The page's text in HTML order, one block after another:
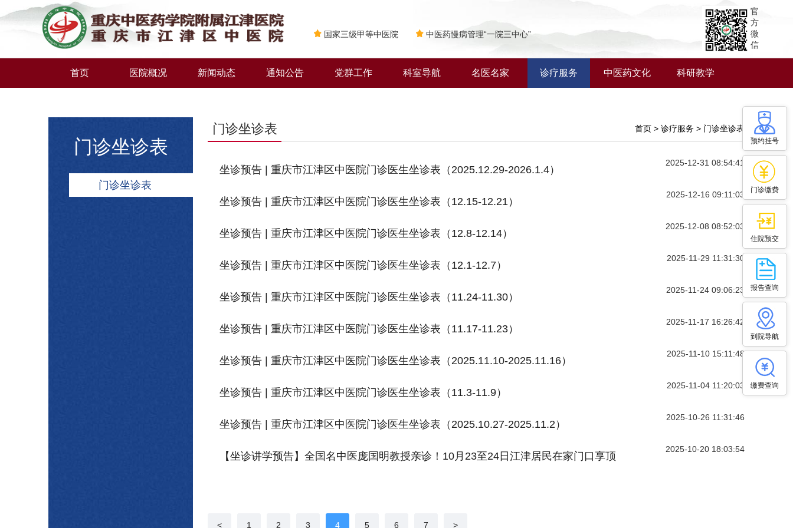
国家三级甲等中医院 中医药慢病管理“一院三中心”
官
方
微
信
首页 医院概况 新闻动态 通知公告 党群工作 科室导航 名医名家 诊疗服务 中医药文化 科研教学
预约挂号
门诊缴费
住院预交
报告查询
到院导航
缴费查询
门诊坐诊表
门诊坐诊表
门诊坐诊表 首页 > 诊疗服务 > 门诊坐诊表
坐诊预告 | 重庆市江津区中医院门诊医生坐诊表（2025.12.29-2026.1.4）
2025-12-31 08:54:41
坐诊预告 | 重庆市江津区中医院门诊医生坐诊表（12.15-12.21）
2025-12-16 09:11:03
坐诊预告 | 重庆市江津区中医院门诊医生坐诊表（12.8-12.14）
2025-12-08 08:52:03
坐诊预告 | 重庆市江津区中医院门诊医生坐诊表（12.1-12.7）
2025-11-29 11:31:30
坐诊预告 | 重庆市江津区中医院门诊医生坐诊表（11.24-11.30）
2025-11-24 09:06:23
坐诊预告 | 重庆市江津区中医院门诊医生坐诊表（11.17-11.23）
2025-11-17 16:26:42
坐诊预告 | 重庆市江津区中医院门诊医生坐诊表（2025.11.10-2025.11.16）
2025-11-10 15:11:48
坐诊预告 | 重庆市江津区中医院门诊医生坐诊表（11.3-11.9）
2025-11-04 11:20:03
坐诊预告 | 重庆市江津区中医院门诊医生坐诊表（2025.10.27-2025.11.2）
2025-10-26 11:31:46
【坐诊讲学预告】全国名中医庞国明教授亲诊！10月23至24日江津居民在家门口享顶
2025-10-20 18:03:54
< 1 2 3 4 5 6 7 >